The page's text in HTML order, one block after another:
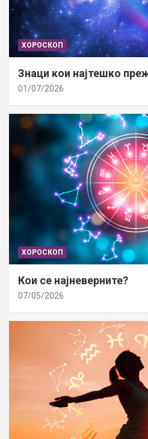
ХОРОСКОП
Знаци кои најтешко
01/07/2026
ХОРОСКОП
Кои се најневерните?
07/05/2026